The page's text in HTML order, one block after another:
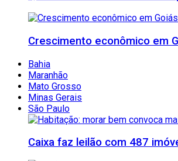
Crescimento econômico em
Bahia
Maranhão
Mato Grosso
Minas Gerais
São Paulo
Caixa faz leilão com 487